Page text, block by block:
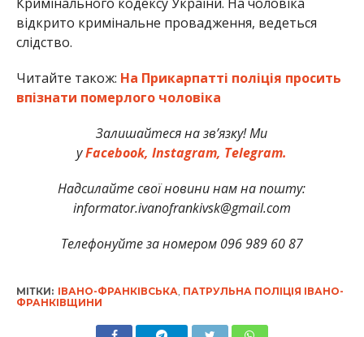
відкрито кримінальне провадження, ведеться
слідство.
Читайте також: На Прикарпатті поліція просить
впізнати померлого чоловіка
Залишайтеся на зв’язку! Ми
уFacebook, Instagram, Telegram.
Надсилайте свої новини нам на пошту:
informator.ivanofrankivsk@gmail.com
Телефонуйте за номером 096 989 60 87
МІТКИ: ІВАНО-ФРАНКІВСЬКА ПАТРУЛЬНА ПОЛІЦІЯ ІВАНО-
ФРАНКІВЩИНИ